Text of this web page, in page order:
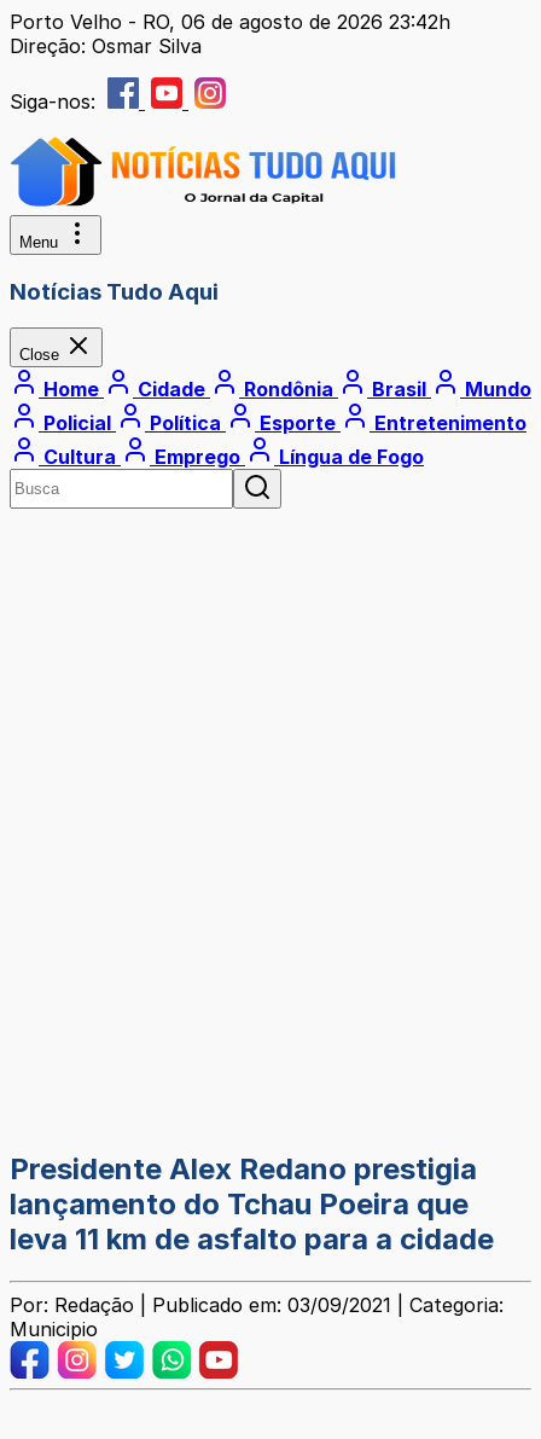
Porto Velho - RO, 06 de agosto de 2026 23:42h
Direção: Osmar Silva
Siga-nos:
Menu
Notícias Tudo Aqui
Close
Home Cidade Rondônia Brasil
Mundo
Policial
Política Esporte
Entretenimento
Cultura
Emprego Língua de Fogo
Presidente Alex Redano prestigia
lançamento do Tchau Poeira que
leva 11 km de asfalto para a cidade
Por: Redação | Publicado em: 03/09/2021 | Categoria:
Municipio